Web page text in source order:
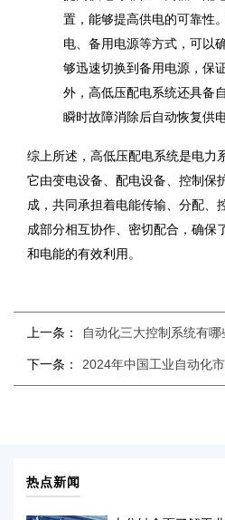
置，能够提高供电的可靠性
电、备用电源等方式，可以
够迅速切换到备用电源，保
外，高低压配电系统还具备
瞬时故障消除后自动恢复供
综上所述，高低压配电系统是电力
它由变电设备、配电设备、控制保
成，共同承担着电能传输、分配、
成部分相互协作、密切配合，确保
和电能的有效利用。
上一条： 自动化三大控制系统有哪
下一条： 2024年中国工业自动化
热点新闻